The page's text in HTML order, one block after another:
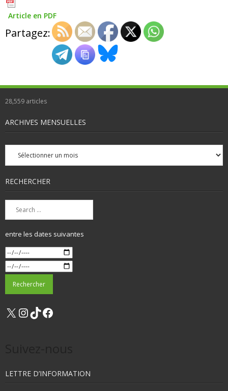
Article en PDF
Partagez:
28,559 articles
ARCHIVES MENSUELLES
Archives
mensuelles
RECHERCHER
entre les dates suivantes
X Instagram
TikTok
LETTRE D’INFORMATION